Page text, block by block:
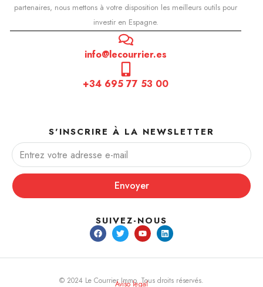
partenaires, nous mettons à votre disposition les meilleurs outils pour
investir en Espagne.
info@lecourrier.es
+34 695 77 53 00
S'INSCRIRE À LA NEWSLETTER
Envoyer
SUIVEZ-NOUS
© 2024 Le Courrier Immo. Tous droits réservés.
Aviso legal